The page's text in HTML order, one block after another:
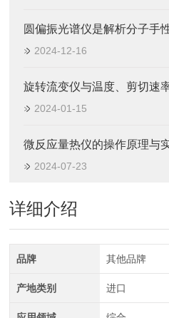
圆偏振光谱仪是解析分子手
2024-12-16
旋转流变仪与温度、剪切速
2024-01-15
微反应量热仪的操作原理与
2024-07-23
详细介绍
品牌 其他品牌
产地类别 进口